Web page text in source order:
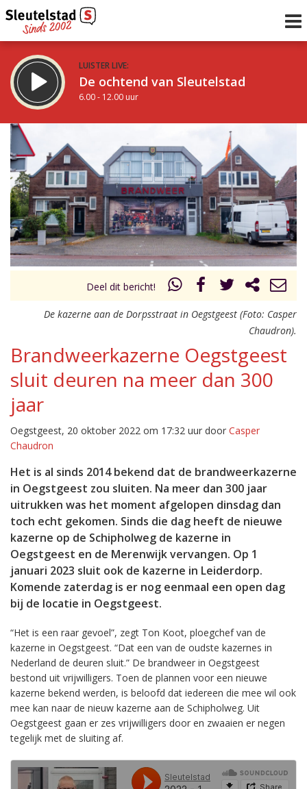
LUISTER LIVE:
De ochtend van Sleutelstad
6.00 - 12.00 uur
STRAKS:
De middag van Sleutelstad
12.00 - 18.00 uur
Vorig uur
Volgend uur
Inklappen
Deel dit bericht!
De kazerne aan de Dorpsstraat in Oegstgeest (Foto: Casper
Chaudron).
Brandweerkazerne Oegstgeest
sluit deuren na meer dan 300
jaar
Oegstgeest, 20 oktober 2022 om 17:32 uur door Casper
Chaudron
Het is al sinds 2014 bekend dat de brandweerkazerne
in Oegstgeest zou sluiten. Na meer dan 300 jaar
uitrukken was het moment afgelopen dinsdag dan
toch echt gekomen. Sinds die dag heeft de nieuwe
kazerne op de Schipholweg de kazerne in
Oegstgeest en de Merenwijk vervangen. Op 1
januari 2023 sluit ook de kazerne in Leiderdorp.
Komende zaterdag is er nog eenmaal een open dag
bij de locatie in Oegstgeest.
“Het is een raar gevoel”, zegt Ton Koot, ploegchef van de
kazerne in Oegstgeest. “Dat een van de oudste kazernes in
Nederland de deuren sluit.” De brandweer in Oegstgeest
bestond uit vrijwilligers. Toen de plannen voor een nieuwe
kazerne bekend werden, is beloofd dat iedereen die mee wil ook
mee kan naar de nieuw kazerne aan de Schipholweg. Uit
Oegstgeest gaan er zes vrijwilligers door en zwaaien er negen
tegelijk met de sluiting af.